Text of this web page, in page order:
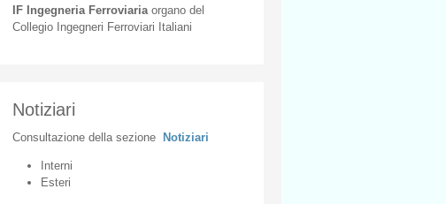
IF Ingegneria Ferroviaria organodel
Collegio
Ingegneri Ferroviari Italiani
Notiziari
Consultazione della sezione Notiziari
Interni
Esteri